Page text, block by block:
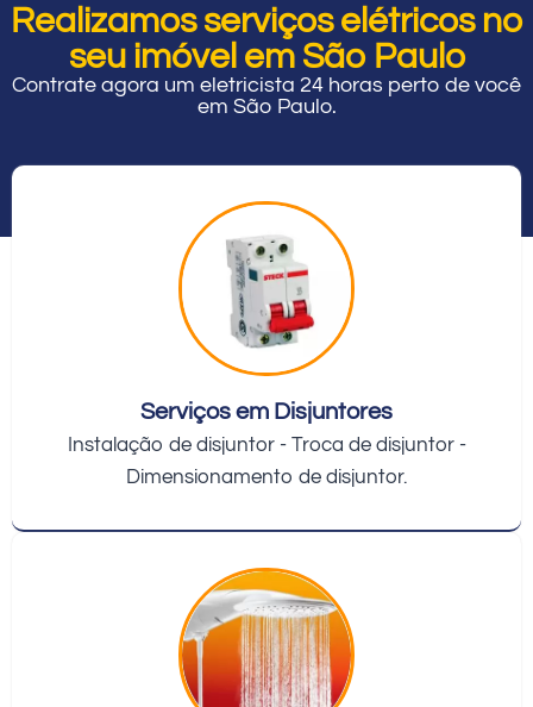
Realizamos serviços elétricos no
seu imóvel em São Paulo
Contrate agora um eletricista 24 horas perto de você
em São Paulo.
Serviços em Disjuntores
Instalação de disjuntor - Troca de disjuntor -
Dimensionamento de disjuntor.